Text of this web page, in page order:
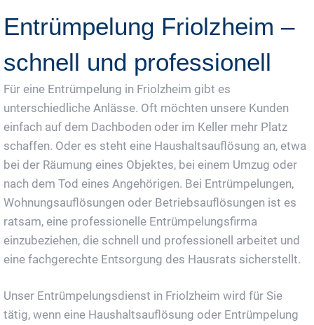
Entrümpelung Friolzheim –
schnell und professionell
Für eine Entrümpelung in Friolzheim gibt es
unterschiedliche Anlässe. Oft möchten unsere Kunden
einfach auf dem Dachboden oder im Keller mehr Platz
schaffen. Oder es steht eine Haushaltsauflösung an, etwa
bei der Räumung eines Objektes, bei einem Umzug oder
nach dem Tod eines Angehörigen. Bei Entrümpelungen,
Wohnungsauflösungen oder Betriebsauflösungen ist es
ratsam, eine professionelle Entrümpelungsfirma
einzubeziehen, die schnell und professionell arbeitet und
eine fachgerechte Entsorgung des Hausrats sicherstellt.
Unser Entrümpelungsdienst in Friolzheim wird für Sie
tätig, wenn eine Haushaltsauflösung oder Entrümpelung